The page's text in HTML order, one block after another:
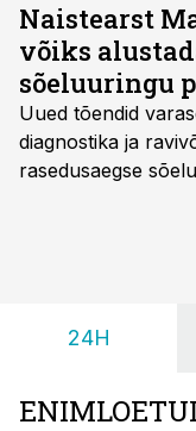
Naistearst
võiks
sõeluuringu
Uued tõendid
diagnostika ja
rasedusaegse
24H